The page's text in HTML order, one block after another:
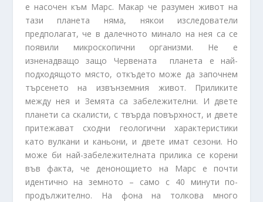
е насочен към Марс. Макар че разумен живот на
тази планета няма, някои изследователи
предполагат, че в далечното минало на нея са се
появили микроскопични организми. Не е
изненадващо защо Червената планета е най-
подходящото място, откъдето може да започнем
търсенето на извънземния живот. Приликите
между нея и Земята са забележителни. И двете
планети са скалисти, с твърда повърхност, и двете
притежават сходни геологични характеристики
като вулкани и каньони, и двете имат сезони. Но
може би най-забележителната прилика се корени
във факта, че денонощието на Марс е почти
идентично на земното – само с 40 минути по-
продължително. На фона на толкова много